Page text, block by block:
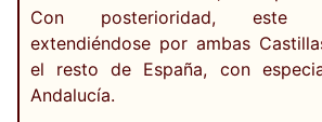
Con posterioridad, este
extendiéndose por ambas
el resto de España, con
Andalucía.